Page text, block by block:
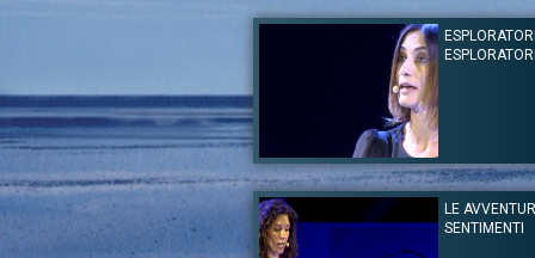
ESPLORATORI
Autore:AMITAV GHOSH
Canale:Festival delle Letterature 2017
Dalla Basilica di Massenzio in Roma
Internazionale di Roma XVI Edizione "Scrittori/
parole" "Esploratori e altri esploratori" Maria
LE
SENTIMENTI